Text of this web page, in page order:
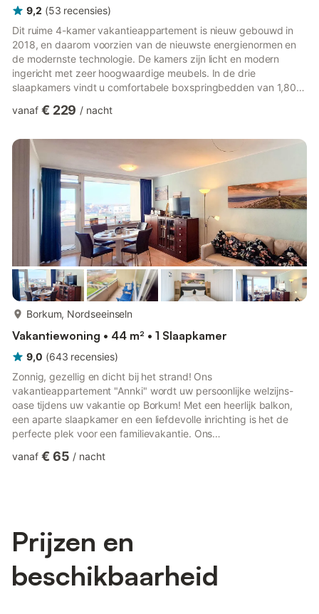
9,2 (53 recensies)
Dit ruime 4-kamer vakantieappartement is nieuw gebouwd in
2018, en daarom voorzien van de nieuwste energienormen en
de modernste technologie. De kamers zijn licht en modern
ingericht met zeer hoogwaardige meubels. In de drie
slaapkamers vindt u comfortabele boxspringbedden van 1,80
een hoogwaardige inbouwkeuken, hoge raampartijen en een
mogelijk maakt. Via een trap in het woongedeelte bereikt u de
aparte, comfortabele slaapkamer op de zolder (volledige
stahoogte), die beschikt o...
vanaf € 229 / nacht
Borkum, Nordseeinseln
Vakantiewoning • 44 m² • 1 Slaapkamer
9,0 (643 recensies)
Zonnig, gezellig en dicht bij het strand! Ons
vakantieappartement "Annki" wordt uw persoonlijke welzijns-
oase tijdens uw vakantie op Borkum! Met een heerlijk balkon,
een aparte slaapkamer en een liefdevolle inrichting is het de
perfecte plek voor een familievakantie. Ons
locatie aan de strandboulevard van Borkum! Na het ontbijt
vanaf € 65 / nacht
Prijzen en
beschikbaarheid